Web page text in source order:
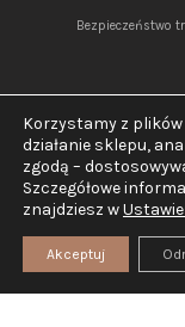
Bezpieczeństwo
Korzystamy z plików
działanie sklepu,
zgodą –
Szczegółowe
znajdziesz w
Akceptuj